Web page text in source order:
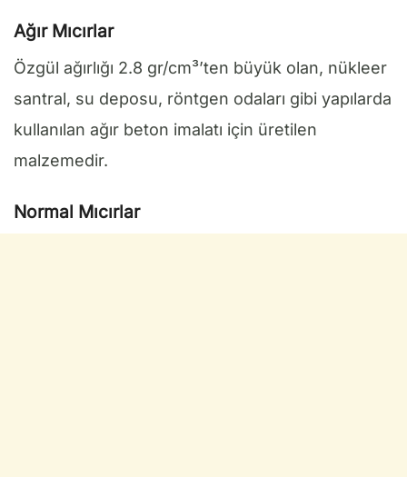
Ağır Mıcırlar
Özgül ağırlığı 2.8 gr/cm³’ten büyük olan, nükleer
santral, su deposu, röntgen odaları gibi yapılarda
kullanılan ağır beton imalatı için üretilen
malzemedir.
Normal Mıcırlar